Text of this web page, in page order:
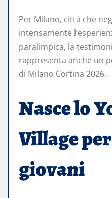
Per Milano, città che
intensamente
paralimpica, la
rappresenta anche un
di Milano Cortina 2026.
Nasce lo
Village
giovani